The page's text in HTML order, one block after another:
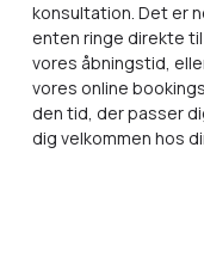
konsultation. Det er
enten ringe direkte til
vores åbningstid,
vores online
den tid, der passer
dig velkommen hos